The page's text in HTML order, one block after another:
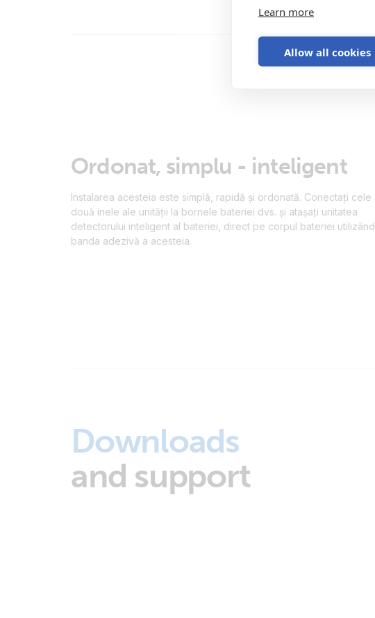
Learn more
Allow all cookies
Ordonat, simplu - inteligent
Instalarea acesteia este simplă, rapidă și ordonată. Conectați cele
două inele ale unității la bornele bateriei dvs. și atașați unitatea
detectorului inteligent al bateriei, direct pe corpul bateriei utilizând
banda adezivă a acesteia.
Downloads
and support